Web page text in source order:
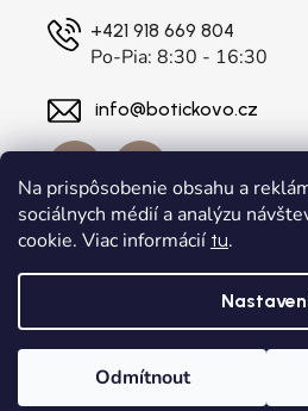
Na prispôsobenie obsahu a
sociálnych médií a analýzu
cookie. Viac informácií tu.
Odmítnout
+421 918 669 804
Po-Pia: 8:30 - 16:30
info@botickovo.cz
Vytvořil Shoptet
Copyright 2026botickovo.cz .